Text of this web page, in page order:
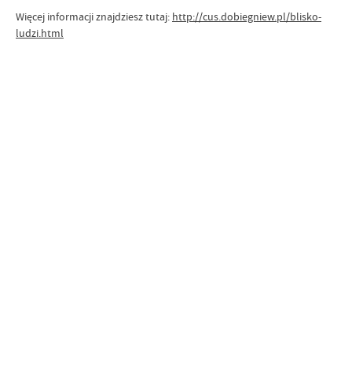
Więcej informacji znajdziesz tutaj: http://cus.dobiegniew.pl/blisko-
ludzi.html